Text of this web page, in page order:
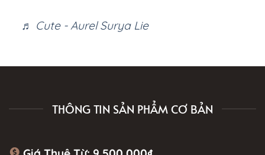
♬ Cute - Aurel Surya Lie
THÔNG TIN SẢN PHẨM CƠ BẢN